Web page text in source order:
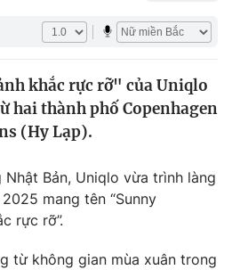
khắc rực rỡ" của Uniqlo
hai thành phố Copenhagen
(Hy Lạp).
Bản, Uniqlo vừa trình làng
2025 mang tên “Sunny
rực rỡ”.
từ không gian mùa xuân trong